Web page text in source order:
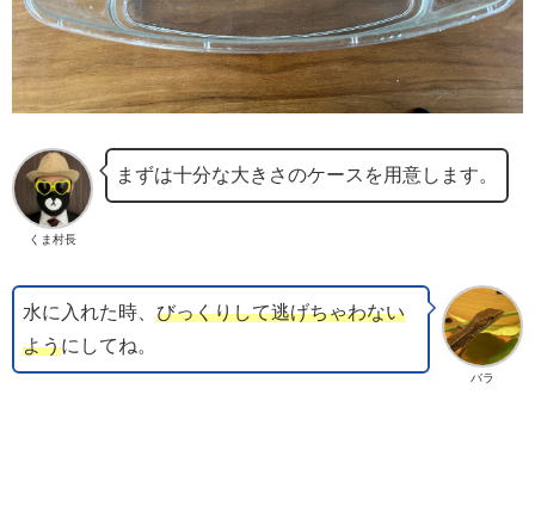
くま村長
まずは十分な大きさのケースを用意します。
バラ
水に入れた時、 びっくりして逃げちゃわない
ようにしてね。